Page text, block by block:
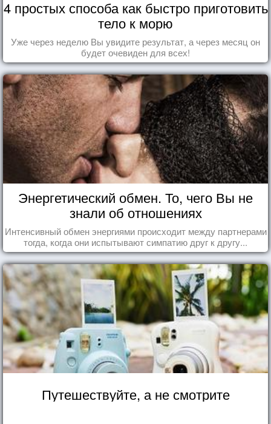
4 простых способа как быстро приготовить
тело к морю
Уже через неделю Вы увидите результат, а через месяц он
будет очевиден для всех!
Энергетический обмен. То, чего Вы не
знали об отношениях
Интенсивный обмен энергиями происходит между партнерами
тогда, когда они испытывают симпатию друг к другу...
Путешествуйте, а не смотрите